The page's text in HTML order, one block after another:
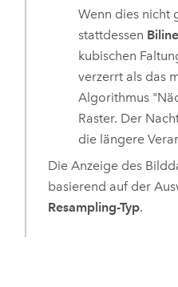
Wenn dies nicht
stattdessen
kubischen
verzerrt als das
Algorithmus
Raster. Der
die längere
Die Anzeige des
basierend auf der
Resampling-Typ.